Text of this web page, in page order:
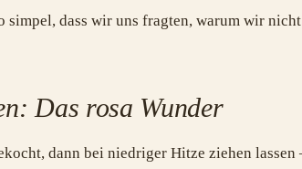
dass wir uns fragten, warum wir
Das rosa Wunder
dann bei niedriger Hitze ziehen